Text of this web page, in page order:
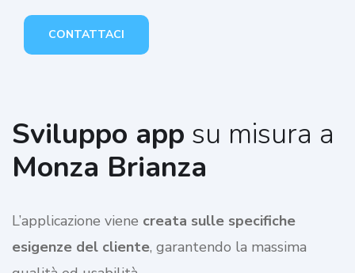
CONTATTACI
Sviluppo app su misura a
Monza Brianza
L’applicazione viene creata sulle specifiche
esigenze del cliente, garantendo la massima